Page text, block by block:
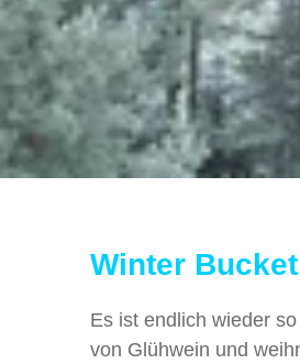
Winter
Es ist endlich wieder
von Glühwein und